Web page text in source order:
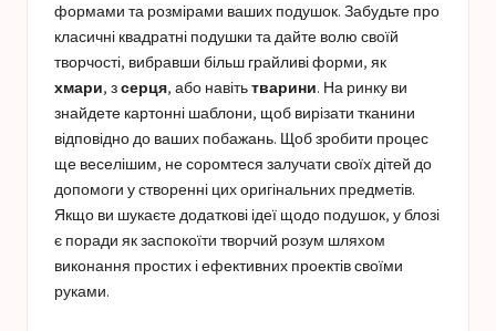
формами та розмірами ваших подушок. Забудьте про
класичні квадратні подушки та дайте волю своїй
творчості, вибравши більш грайливі форми, як
хмари, зсерця, або навітьтварини. На ринку ви
знайдете картонні шаблони, щоб вирізати тканини
відповідно до ваших побажань. Щоб зробити процес
ще веселішим, не соромтеся залучати своїх дітей до
допомоги у створенні цих оригінальних предметів.
Якщо ви шукаєте додаткові ідеї щодо подушок, у блозі
є поради як заспокоїти творчий розум шляхом
виконання простих і ефективних проектів своїми
руками.